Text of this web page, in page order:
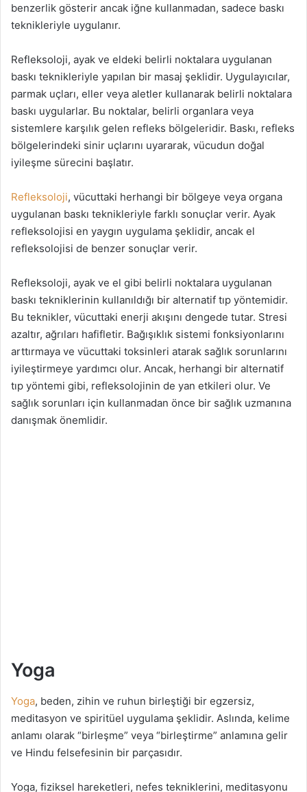
benzerlik gösterir ancak iğne kullanmadan, sadece baskı
teknikleriyle uygulanır.
Refleksoloji, ayak ve eldeki belirli noktalara uygulanan
baskı teknikleriyle yapılan bir masaj şeklidir. Uygulayıcılar,
parmak uçları, eller veya aletler kullanarak belirli noktalara
baskı uygularlar. Bu noktalar, belirli organlara veya
sistemlere karşılık gelen refleks bölgeleridir. Baskı, refleks
bölgelerindeki sinir uçlarını uyararak, vücudun doğal
iyileşme sürecini başlatır.
Refleksoloji, vücuttaki herhangi bir bölgeye veya organa
uygulanan baskı teknikleriyle farklı sonuçlar verir. Ayak
refleksolojisi en yaygın uygulama şeklidir, ancak el
refleksolojisi de benzer sonuçlar verir.
Refleksoloji, ayak ve el gibi belirli noktalara uygulanan
baskı tekniklerinin kullanıldığı bir alternatif tıp yöntemidir.
Bu teknikler, vücuttaki enerji akışını dengede tutar. Stresi
azaltır, ağrıları hafifletir. Bağışıklık sistemi fonksiyonlarını
arttırmaya ve vücuttaki toksinleri atarak sağlık sorunlarını
iyileştirmeye yardımcı olur. Ancak, herhangi bir alternatif
tıp yöntemi gibi, refleksolojinin de yan etkileri olur. Ve
sağlık sorunları için kullanmadan önce bir sağlık uzmanına
danışmak önemlidir.
Yoga
Yoga, beden, zihin ve ruhun birleştiği bir egzersiz,
meditasyon ve spiritüel uygulama şeklidir. Aslında, kelime
anlamı olarak “birleşme” veya “birleştirme” anlamına gelir
ve Hindu felsefesinin bir parçasıdır.
Yoga, fiziksel hareketleri, nefes tekniklerini, meditasyonu